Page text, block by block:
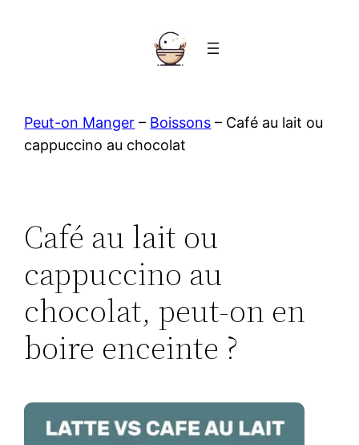
Peut-on Manger – Boissons – Café au lait ou
cappuccino au chocolat
Café au lait ou
cappuccino au
chocolat, peut-on en
boire enceinte ?